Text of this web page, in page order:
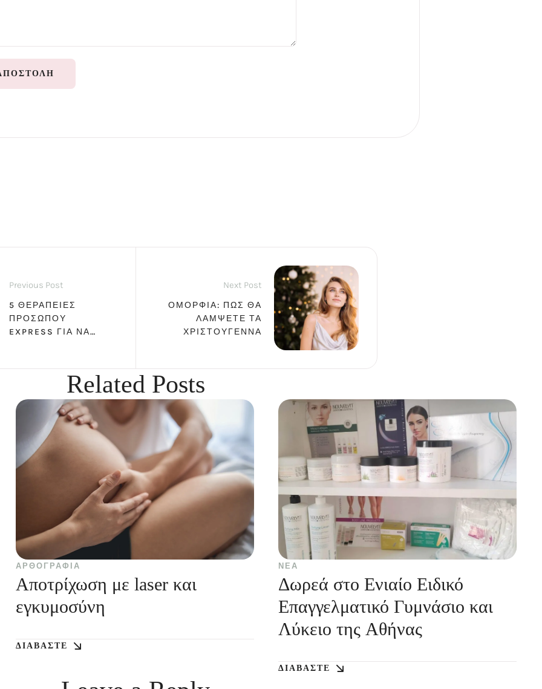
Previous Post
5 ΘΕΡΑΠΕΊΕΣ
ΠΡΟΣΏΠΟΥ
EXPRESS ΓΙΑ ΝΑ
Next Post
ΟΜΟΡΦΙΆ: ΠΏΣ ΘΑ
ΛΆΜΨΕΤΕ ΤΑ
ΧΡΙΣΤΟΎΓΕΝΝΑ
Related Posts
ΑΡΘΟΓΡΑΦΊΑ
Αποτρίχωση με laser και
εγκυμοσύνη
ΔΙΑΒΆΣΤΕ
ΝΈΑ
Δωρεά στο Ενιαίο Ειδικό
Επαγγελματικό Γυμνάσιο και
Λύκειο της Αθήνας
ΔΙΑΒΆΣΤΕ